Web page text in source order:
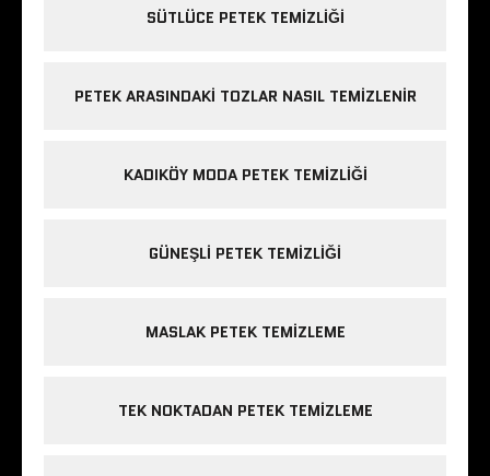
SÜTLÜCE PETEK TEMIZLIĞI
PETEK ARASINDAKI TOZLAR NASIL TEMIZLENIR
KADIKÖY MODA PETEK TEMIZLIĞI
GÜNEŞLI PETEK TEMIZLIĞI
MASLAK PETEK TEMIZLEME
TEK NOKTADAN PETEK TEMIZLEME